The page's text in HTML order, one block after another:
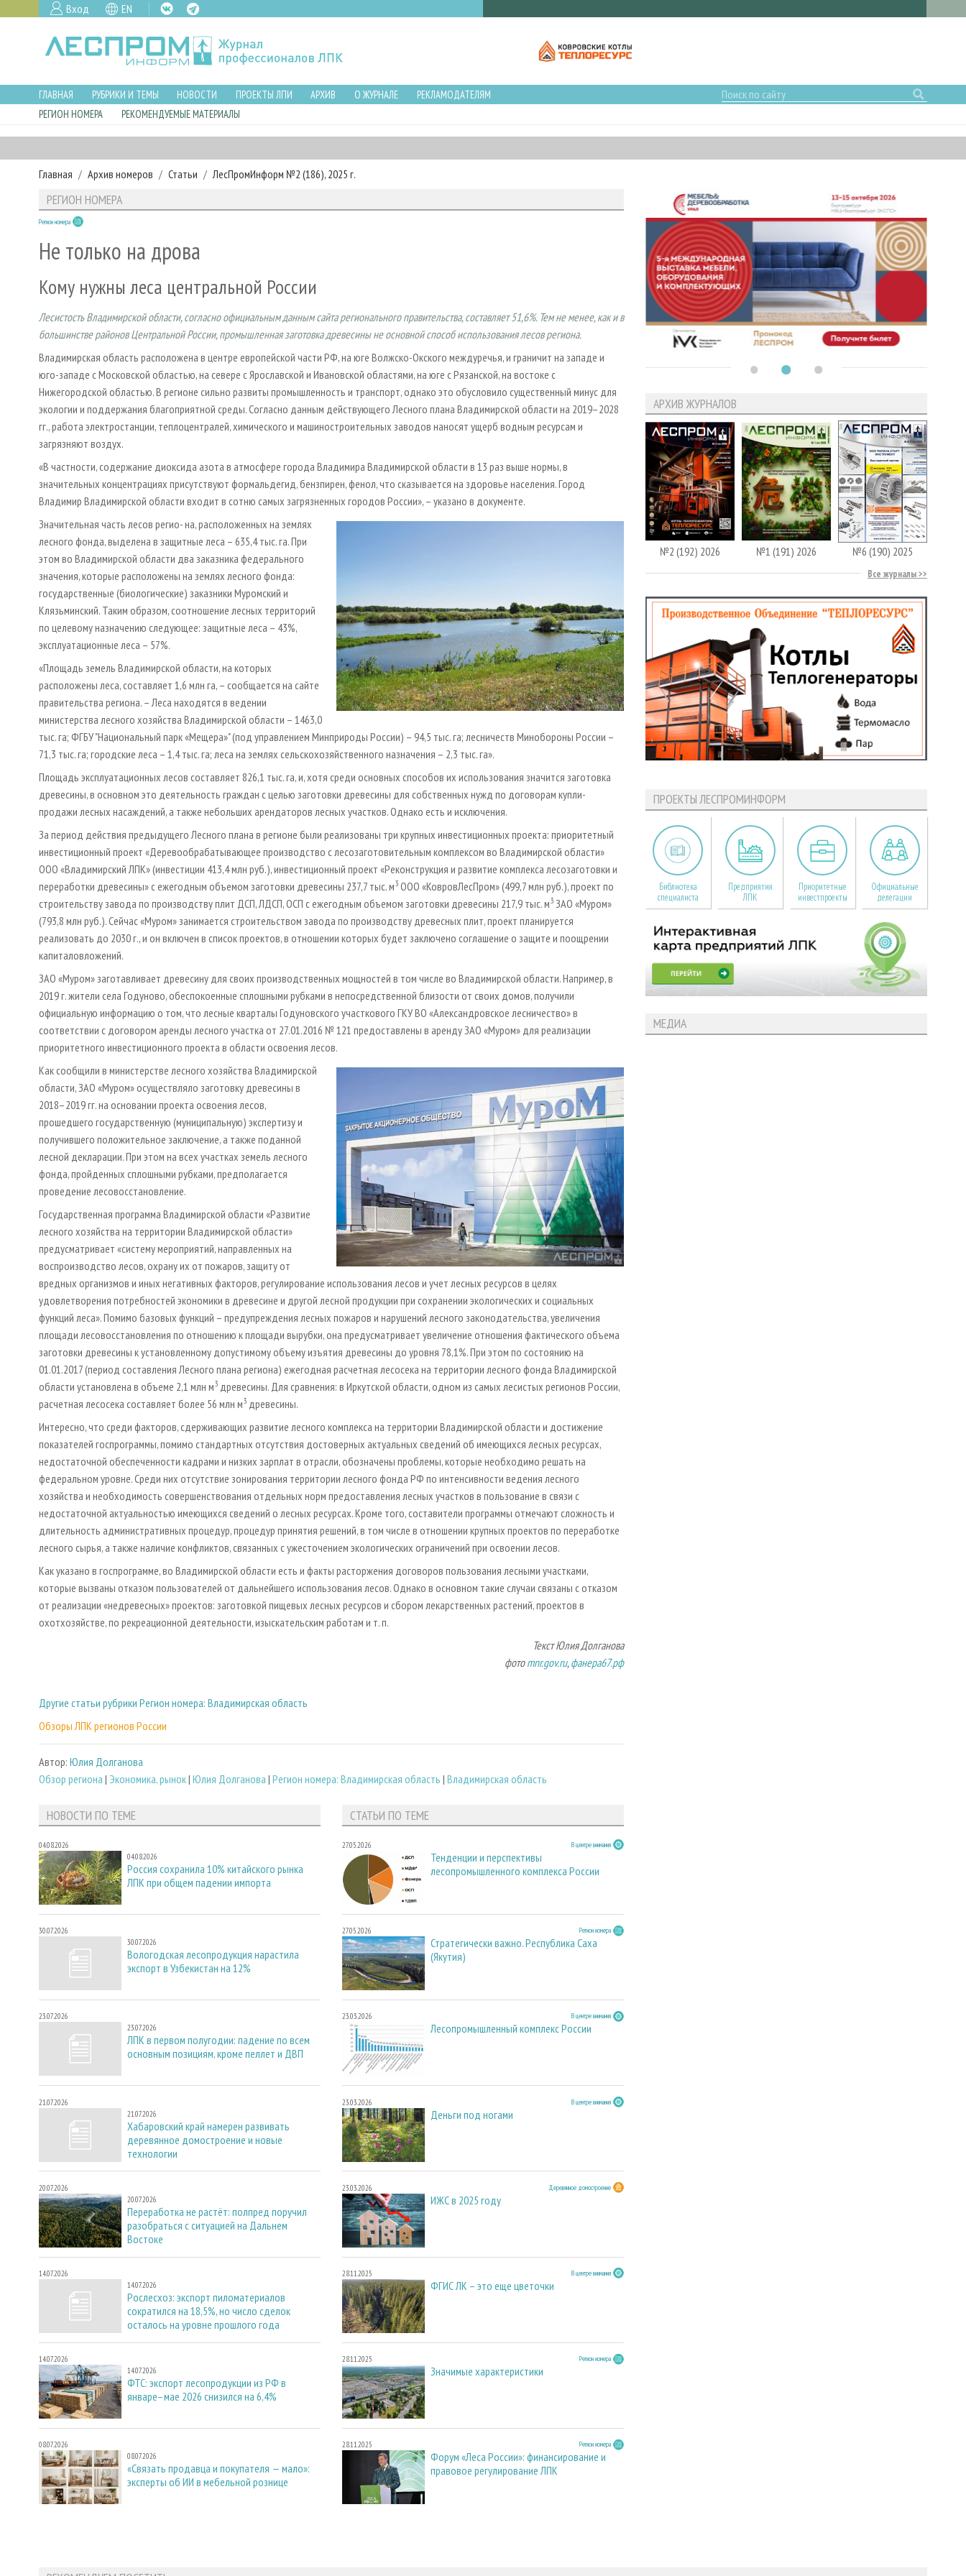
Вход EN
ГЛАВНАЯ РУБРИКИ И ТЕМЫ НОВОСТИ ПРОЕКТЫ ЛПИ АРХИВ О ЖУРНАЛЕ
РЕКЛАМОДАТЕЛЯМ
РЕГИОН НОМЕРА
РЕКОМЕНДУЕМЫЕ МАТЕРИАЛЫ
Главная Архив номеров Статьи ЛесПромИнформ №2 (186), 2025 г.
РЕГИОН НОМЕРА
Регион номера
Не только на дрова
Кому нужны леса центральной России
Лесистость Владимирской области, согласно официальным данным сайта регионального правительства, составляет 51,6%. Тем не менее, как и в
большинстве районов Центральной России, промышленная заготовка древесины не основной способ использования лесов региона.
Владимирская область расположена в центре европейской части РФ, на юге Волжско-Окского междуречья, и граничит на западе и
юго-западе с Московской областью, на севере с Ярославской и Ивановской областями, на юге с Рязанской, на востоке с
Нижегородской областью. В регионе сильно развиты промышленность и транспорт, однако это обусловило существенный минус для
экологии и поддержания благоприятной среды. Согласно данным действующего Лесного плана Владимирской области на 2019–2028
гг., работа электростанции, теплоцент­ралей, химического и машиностроительных заводов наносят ущерб водным ресурсам и
загрязняют воздух.
«В частности, содержание диоксида азота в атмосфере города Владимира Владимирской области в 13 раз выше нормы, в
значительных концентрациях присутствуют формальдегид, бензпирен, фенол, что сказывается на здоровье населения. Город
Владимир Владимирской области входит в сотню самых загрязненных городов России», – указано в документе.
Значительная часть лесов регио­- на, расположенных на землях
лесного фонда, выделена в защитные леса – 635,4 тыс. га. При
этом во Владимирской области два заказника федерального
значения, которые расположены на землях лесного фонда:
государственные (биологические) заказники Муромский и
Клязьминский. Таким образом, соотношение лесных территорий
по целевому назначению следующее: защитные леса – 43%,
эксплуатационные леса – 57%.
«Площадь земель Владимирской области, на которых
расположены леса, составляет 1,6 млн га, – сообщается на сайте
правительства региона. – Леса находятся в ведении
министерства лесного хозяйства Владимирской области – 1463,0
тыс. га; ФГБУ "Национальный парк «Мещера»" (под управлением Минприроды России) – 94,5 тыс. га; лесничеств Минобороны России –
71,3 тыс. га; городские леса – 1,4 тыс. га; леса на землях сельскохозяйственного назначения – 2,3 тыс. га».
Площадь эксплуатационных лесов составляет 826,1 тыс. га, и, хотя среди основных способов их использования значится заготовка
древесины, в основном это деятельность граждан с целью заготовки древесины для собственных нужд по договорам купли-
продажи лесных насаждений, а также небольших арендаторов лесных участков. Однако есть и исключения.
За период действия предыдущего Лесного плана в регионе были реализованы три крупных инвестиционных проекта: приоритетный
инвестиционный проект «Деревообрабатывающее производство с лесозаготовительным комплексом во Владимирской области»
ООО «Владимирский ЛПК» (инвестиции 413,4 млн руб.), инвестиционный проект «Реконструкция и развитие комплекса лесозаготовки и
переработки древесины» с ежегодным объемом заготовки древесины 237,7 тыс. м3 ООО «КовровЛесПром» (499,7 млн руб.), проект по
строительству завода по производству плит ДСП, ЛДСП, ОСП с ежегодным объемом заготовки древесины 217,9 тыс. м3 ЗАО «Муром»
(793,8 млн руб.). Сейчас «Муром» занимается строительством завода по производству древесных плит, проект планируется
реализовать до 2030 г., и он включен в список проектов, в отношении которых будет заключено соглашение о защите и поощрении
капиталовложений.
ЗАО «Муром» заготавливает древесину для своих производственных мощностей в том числе во Владимирской области. Например, в
2019 г. жители села Годуново, обес­покоенные сплошными рубками в непосредственной близости от своих домов, получили
официальную информацию о том, что лесные кварталы Годуновского участкового ГКУ ВО «Александровское лесничество» в
соответствии с договором аренды лесного участка от 27.01.2016 № 121 предоставлены в аренду ЗАО «Муром» для реализации
приоритетного инвестиционного проекта в области освоения лесов.
Как сообщили в министерстве лесного хозяйства Владимирской
области, ЗАО «Муром» осуществляло заготовку древесины в
2018–2019 гг. на основании проекта освоения лесов,
прошедшего государственную (муниципальную) экспертизу и
получившего положительное заключение, а также поданной
лесной декларации. При этом на всех участках земель лесного
фонда, пройденных сплошными рубками, предполагается
проведение лесовосстановление.
Государственная программа Владимирской области «Развитие
лесного хозяйства на территории Владимирской области»
предусматривает «систему мероприятий, направленных на
воспроизводство лесов, охрану их от пожаров, защиту от
вредных организмов и иных негативных факторов, регулирование использования лесов и учет лесных ресурсов в целях
удовлетворения потребностей экономики в древесине и другой лесной продукции при сохранении экологических и социальных
функций леса». Помимо базовых функций – предупреждения лесных пожаров и нарушений лесного законодательства, увеличения
площади лесовосстановления по отношению к площади вырубки, она предусматривает увеличение отношения фактического объема
заготовки древесины к установленному допустимому объему изъятия древесины до уровня 78,1%. При этом по состоянию на
01.01.2017 (период составления Лесного плана региона) ежегодная расчетная лесосека на территории лесного фонда Владимирской
области установлена в объеме 2,1 млн м3 древесины. Для сравнения: в Иркутской области, одном из самых лесистых регионов России,
расчетная лесосека составляет более 56 млн м3 древесины.
Интересно, что среди факторов, сдерживающих развитие лесного комплекса на территории Владимирской области и достижение
показателей госпрограммы, помимо стандартных отсутствия достоверных актуальных сведений об имеющихся лесных ресурсах,
недостаточной обеспеченности кадрами и низких зарплат в отрасли, обозначены проблемы, которые необходимо решать на
федеральном уровне. Среди них отсутствие зонирования территории лесного фонда РФ по интенсивности ведения лесного
хозяйства и необходимость совершенствования отдельных норм предоставления лесных участков в пользование в связи с
недостаточной актуальностью имеющихся сведений о лесных ресурсах. Кроме того, составители программы отмечают сложность и
длительность административных процедур, процедур принятия решений, в том числе в отношении крупных проектов по переработке
лесного сырья, а также наличие конфликтов, связанных с ужесточением экологических ограничений при освоении лесов.
Как указано в госпрограмме, во Владимирской области есть и факты расторжения договоров пользования лесными участками,
которые вызваны отказом пользователей от дальнейшего использования лесов. Однако в основном такие случаи связаны с отказом
от реализации «недревесных» проектов: заготовкой пищевых лесных ресурсов и сбором лекарственных растений, проектов в
охотхозяйстве, по рекреационной деятельности, изыскательским работам и т. п.
Текст Юлия Долганова
фотоmnr.gov.ru,фанера67.рф
Другие статьи рубрики Регион номера: Владимирская область
Обзоры ЛПК регионов России
Автор: Юлия Долганова
Обзор региона | Экономика, рынок| Юлия Долганова | Регион номера: Владимирская область | Владимирская область
НОВОСТИ ПО ТЕМЕ
04.08.2026
04.08.2026
Россия сохранила 10% китайского рынка
ЛПК при общем падении импорта
30.07.2026
30.07.2026
Вологодская лесопродукция нарастила
экспорт в Узбекистан на 12%
23.07.2026
23.07.2026
ЛПК в первом полугодии: падение по всем
основным позициям, кроме пеллет и ДВП
21.07.2026
21.07.2026
Хабаровский край намерен развивать
деревянное домостроение и новые
технологии
20.07.2026
20.07.2026
Переработка не растёт: полпред поручил
разобраться с ситуацией на Дальнем
Востоке
14.07.2026
14.07.2026
Рослесхоз: экспорт пиломатериалов
сократился на 18,5%, но число сделок
осталось на уровне прошлого года
14.07.2026
14.07.2026
ФТС: экспорт лесопродукции из РФ в
январе–мае 2026 снизился на 6,4%
08.07.2026
08.07.2026
«Связать продавца и покупателя — мало»:
эксперты об ИИ в мебельной рознице
СТАТЬИ ПО ТЕМЕ
27.05.2026 В центре внимания
Тенденции и перспективы
лесопромышленного комплекса России
27.05.2026 Регион номера
Стратегически важно. Республика Саха
(Якутия)
23.03.2026 В центре внимания
Лесопромышленный комплекс России
23.03.2026 В центре внимания
Деньги под ногами
23.03.2026 Деревянное домостроение
ИЖС в 2025 году
28.11.2025 В центре внимания
ФГИС ЛК – это еще цветочки
28.11.2025 Регион номера
Значимые характеристики
28.11.2025 Регион номера
Форум «Леса России»: финансирование и
правовое регулирование ЛПК
АРХИВ ЖУРНАЛОВ
№2 (192) 2026 №1 (191) 2026 №6 (190) 2025
Все журналы
ПРОЕКТЫ ЛЕСПРОМИНФОРМ
Библиотека
специалиста
Предприятия
ЛПК
Приоритетные
инвестпроекты
Официальные
делегации
МЕДИА